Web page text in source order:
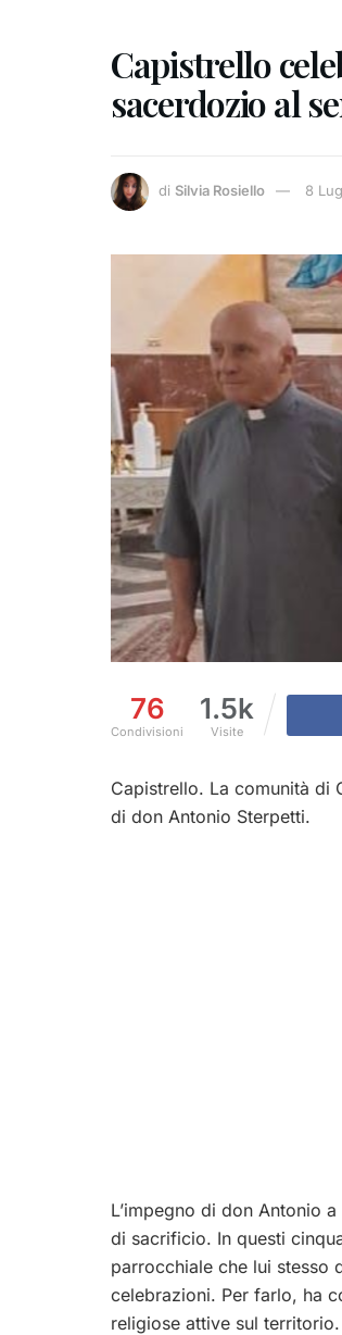
Capistrello
sacerdozio al
di Silvia Rosiello 8
76
Condivisioni
1.5k
Visite
Capistrello. La comunità di
di don Antonio Sterpetti.
L’impegno di don Antonio
di sacrificio. In questi
parrocchiale che lui stesso
celebrazioni. Per farlo, ha
religiose attive sul territorio.